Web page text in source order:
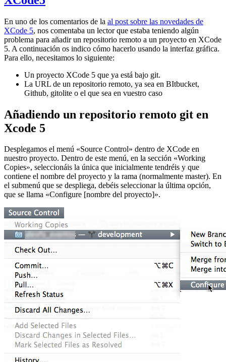
En uno de los comentarios de la al post sobre las novedades de
XCode 5, nos comentaba un lector que estaba teniendo algún
problema para añadir un repositorio remoto a un proyecto en XCode
5. A continuación os indico cómo hacerlo usando la interfaz gráfica.
Para ello, necesitamos lo siguiente:
Un proyecto XCode 5 que ya está bajo git.
La URL de un repositorio remoto, ya sea en BItbucket,
Github, gitolite o el que sea en vuestro caso
Añadiendo un repositorio remoto git en
Xcode 5
Desplegamos el menú «Source Control» dentro de XCode en
nuestro proyecto. Dentro de este menú, en la sección «Working
Copies», seleccionáis la única que inicialmente tendréis y que
contiene el nombre del proyecto y la rama (normalmente master). En
el submenú que se despliega, debéis seleccionar la última opción,
que se llama «Configure [nombre del proyecto]».